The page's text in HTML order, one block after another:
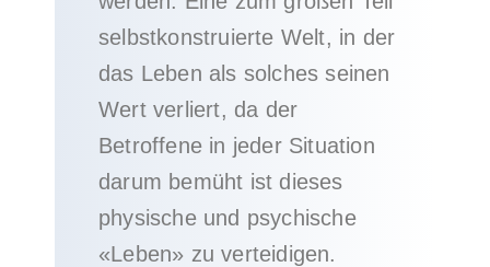
selbstkonstruierte Welt, in der
das Leben als solches seinen
Wert verliert, da der
Betroffene in jeder Situation
darum bemüht ist dieses
physische und psychische
«Leben» zu verteidigen.